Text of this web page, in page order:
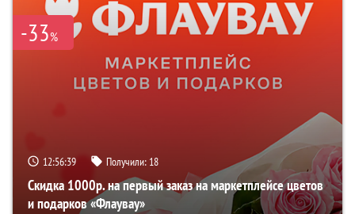
-33%
12:56:38 Получили: 18
Скидка 1000р. на первый заказ на маркетплейсе цветов
и подарков «Флаувау»